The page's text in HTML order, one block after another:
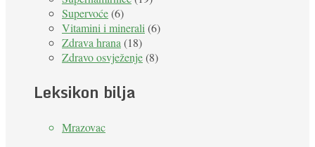
Supervoće(6)
Vitamini i minerali (6)
Zdrava hrana (18)
Zdravo osvježenje(8)
Leksikon bilja
Mrazovac